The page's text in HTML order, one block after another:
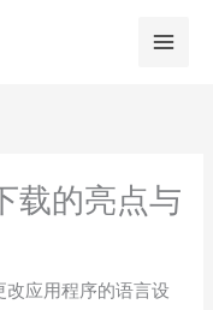
载的亮点与
应用程序的语言设